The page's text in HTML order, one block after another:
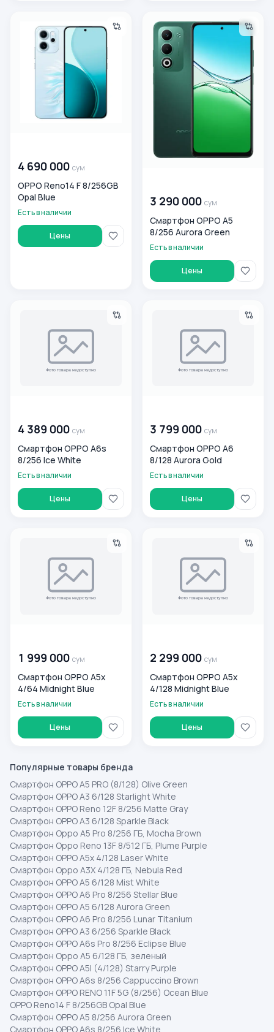
OPPO Reno14 F 8/256GB Opal Blue
4 690 000 сум
OPPO Reno14 F 8/256GB
Opal Blue
Есть в наличии
Цены
Смартфон OPPO A5 8/256
3 290 000 сум
Смартфон OPPO A5
8/256 Aurora Green
Есть в наличии
Цены
4 389 000 сум
Смартфон OPPO A6s
8/256 Ice White
Есть в наличии
Цены
3 799 000 сум
Смартфон OPPO A6
8/128 Aurora Gold
Есть в наличии
Цены
1 999 000 сум
Смартфон OPPO A5x
4/64 Midnight Blue
Есть в наличии
Цены
2 299 000 сум
Смартфон OPPO A5x
4/128 Midnight Blue
Есть в наличии
Цены
Популярные товары бренда
Смартфон OPPO A5 PRO (8/128) Olive Green
Смартфон OPPO A3 6/128 Starlight White
Смартфон OPPO Reno 12F 8/256 Matte Gray
Смартфон OPPO A3 6/128 Sparkle Black
Смартфон Oppo A5 Pro 8/256 ГБ, Mocha Brown
Смартфон Oppo Reno 13F 8/512 ГБ, Plume Purple
Смартфон OPPO A5x 4/128 Laser White
Смартфон Oppo A3X 4/128 ГБ, Nebula Red
Смартфон OPPO A5 6/128 Mist White
Смартфон OPPO A6 Pro 8/256 Stellar Blue
Смартфон OPPO A5 6/128 Aurora Green
Смартфон OPPO A6 Pro 8/256 Lunar Titanium
Смартфон OPPO A3 6/256 Sparkle Black
Смартфон OPPO A6s Pro 8/256 Eclipse Blue
Смартфон Oppo A5 6/128 ГБ, зеленый
Смартфон OPPO A5I (4/128) Starry Purple
Смартфон OPPO A6s 8/256 Cappuccino Brown
Смартфон OPPO RENO 11F 5G (8/256) Ocean Blue
OPPO Reno14 F 8/256GB Opal Blue
Смартфон OPPO A5 8/256 Aurora Green
Смартфон OPPO A6s 8/256 Ice White